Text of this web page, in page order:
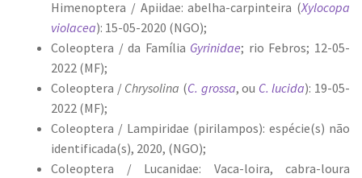
Himenoptera / Apiidae: abelha-carpinteira (Xylocopa
violacea): 15-05-2020 (NGO);
Coleoptera / da Família Gyrinidae; rio Febros; 12-05-
2022 (MF);
Coleoptera / Chrysolina (C. grossa, ou C. lucida): 19-05-
2022 (MF);
Coleoptera / Lampiridae (pirilampos): espécie(s) não
identificada(s), 2020, (NGO);
Coleoptera / Lucanidae: Vaca-loira, cabra-loura